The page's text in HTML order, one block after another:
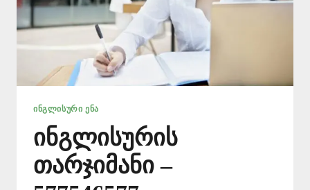
ᲘᲜᲒᲚᲘᲡᲣᲠᲘ ᲔᲜᲐ
ინგლისურის
თარჯიმანი –